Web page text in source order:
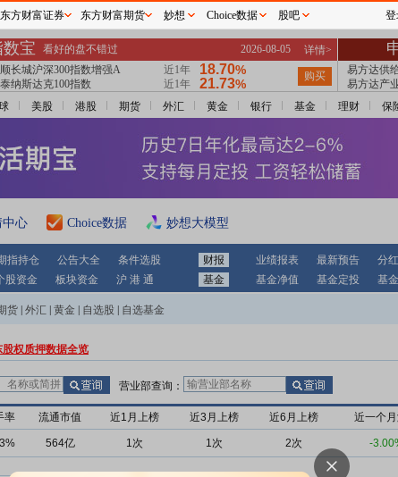
美股 港股 期货 外汇 黄金 银行 基金 理财 保
中心 Choice数据 妙想大模型
指持仓 公告大全 条件选股 财报 业绩报表 最新预告 分
股资金 板块资金 沪 港 通 基金 基金净值 基金定投 基
货 外汇 黄金 自选股 自选基金
股权质押数据全览
营业部查询：
率 流通市值 近1月上榜 近3月上榜 近6月上榜 近一个
564亿 1次 1次 2次 -
东方财富证券 东方财富期货 妙想 Choice数据 股吧